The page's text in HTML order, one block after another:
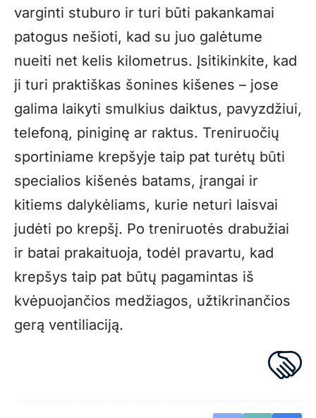
varginti stuburo ir turi būti pakankamai
patogus nešioti, kad su juo galėtume
nueiti net kelis kilometrus. Įsitikinkite, kad
ji turi praktiškas šonines kišenes – jose
galima laikyti smulkius daiktus, pavyzdžiui,
telefoną, piniginę ar raktus. Treniruočių
sportiniame krepšyje taip pat turėtų būti
specialios kišenės batams, įrangai ir
kitiems dalykėliams, kurie neturi laisvai
judėti po krepšį. Po treniruotės drabužiai
ir batai prakaituoja, todėl pravartu, kad
krepšys taip pat būtų pagamintas iš
kvėpuojančios medžiagos, užtikrinančios
gerą ventiliaciją.